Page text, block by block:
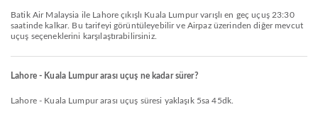
Batik Air Malaysia ile Lahore çıkışlı Kuala Lumpur varışlı en geç uçuş 23:30
saatinde kalkar. Bu tarifeyi görüntüleyebilir ve Airpaz üzerinden diğer mevcut
uçuş seçeneklerini karşılaştırabilirsiniz.
Lahore - Kuala Lumpur arası uçuş ne kadar sürer?
Lahore - Kuala Lumpur arası uçuş süresi yaklaşık 5sa 45dk.